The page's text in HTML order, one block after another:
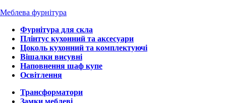
Меблева фурнітура
Фурнітура для скла
Плінтус кухонний та аксесуари
Цоколь кухонний та комплектуючі
Вішалки висувні
Наповнення шаф купе
Освітлення
Трансформатори
Замки меблеві